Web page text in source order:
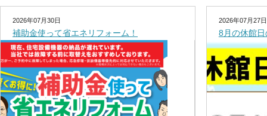
2026年07月30日
補助金使って省エネリフォーム！
2026年07月27日
8月の休館